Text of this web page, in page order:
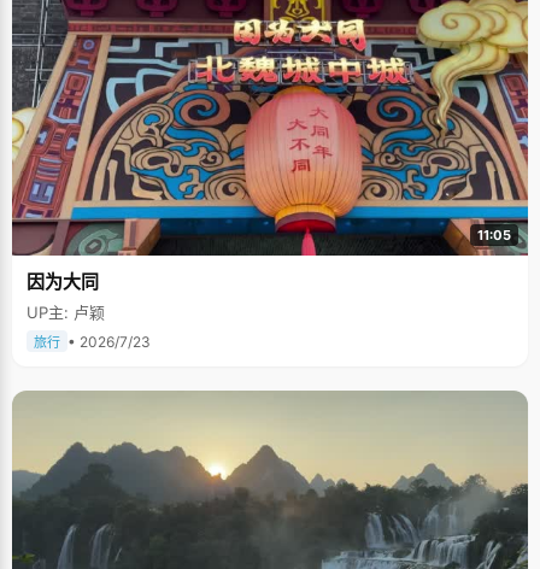
11:05
因为大同
UP主: 卢颖
旅行 • 2026/7/23